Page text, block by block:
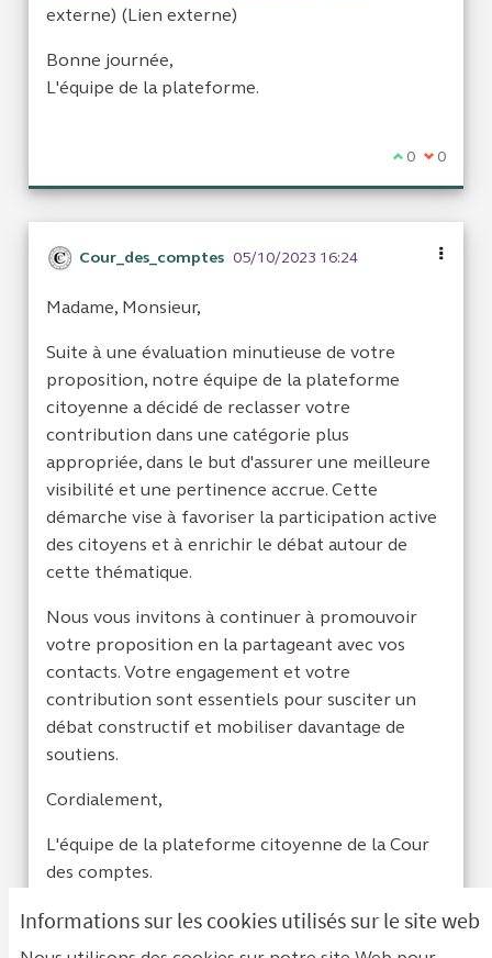
Informations sur les cookies utilisés sur le site web
externe) (Lien externe)
Bonne journée,
L'équipe de la plateforme.
Je suis
0 Je ne
0
Cour_des_comptes 05/10/2023 16:24
Madame, Monsieur,
Suite à une évaluation minutieuse de votre
proposition, notre équipe de la plateforme
citoyenne a décidé de reclasser votre
contribution dans une catégorie plus
appropriée, dans le but d'assurer une meilleure
visibilité et une pertinence accrue. Cette
démarche vise à favoriser la participation active
des citoyens et à enrichir le débat autour de
cette thématique.
Nous vous invitons à continuer à promouvoir
votre proposition en la partageant avec vos
contacts. Votre engagement et votre
contribution sont essentiels pour susciter un
débat constructif et mobiliser davantage de
soutiens.
Cordialement,
L'équipe de la plateforme citoyenne de la Cour
des comptes.